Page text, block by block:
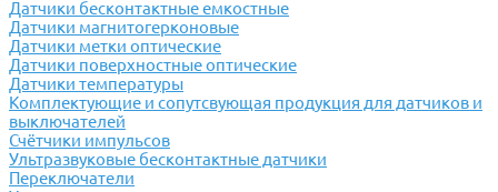
Датчики бесконтактные емкостные
Датчики магнитогерконовые
Датчики метки оптические
Датчики поверхностные оптические
Датчики температуры
Комплектующие и сопутсвующая продукция для датчиков и
выключателей
Счётчики импульсов
Ультразвуковые бесконтактные датчики
Переключатели